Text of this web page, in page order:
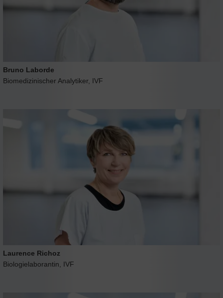
Bruno Laborde
Biomedizinischer Analytiker, IVF
Laurence Richoz
Biologielaborantin, IVF